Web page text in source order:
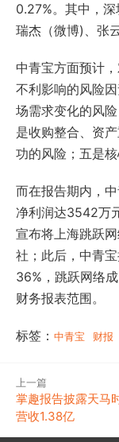
0.27%。其中，
瑞杰（微博)、张
中青宝方面预计
不利影响的风险
场需求变化的风
是收购整合、资
功的风险；五是
而在报告期内，
净利润达3542万
宣布将上海跳跃
社；此后，中青
36%，跳跃网络
财务报表范围。
标签： 中青宝 财报
上一篇
掌趣报告披露天马
营收1.38亿